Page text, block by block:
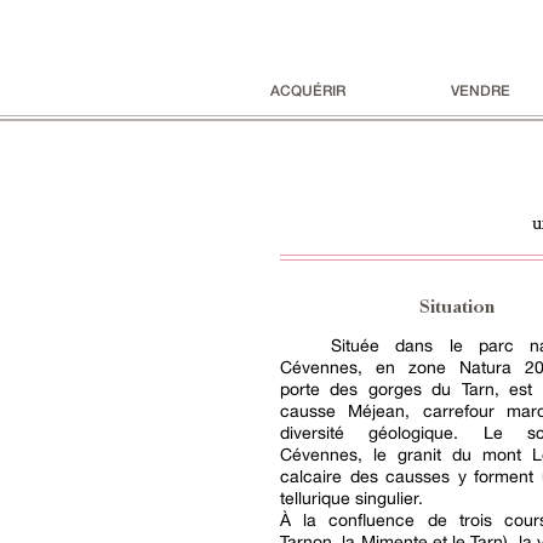
ACQUÉRIR VENDRE
Situation
Située dans le parc
Cévennes, en zone Natura
porte des gorges du Tarn, est
causse Méjean, carrefour
diversité géologique. Le
Cévennes, le granit du mont
calcaire des causses y forment
tellurique singulier.
À la confluence de trois